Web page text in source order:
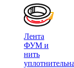
Лента
ФУМ и
нить